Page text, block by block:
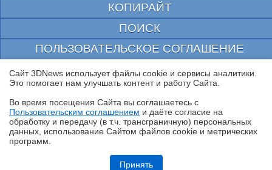
Обзор ноутбука ASUS Zenbook Duo UX8407A (UX8407AA-SN279X) с
КОПИРАЙТ
ПОИСК
ПОЛЬЗОВАТЕЛЬСКОЕ СОГЛАШЕНИЕ
ЗАЩИЩЕНО CURATOR
© 1997—2026 Электронное периодическое издание "3ДНьюс" | Свидетельство о
выдано Федеральной Службой по надзору за соблюдением законодательства в сфере
массовых коммуникаций и охране культурного наследия
При цитировании документа ссылка на сайт с указанием автора обязательна. Полное
заимствование документа является нарушением
российского и международного законодательства и возможно только с согласия
Сайт 3DNews использует файлы cookie и сервисы аналитики.
Это помогает нам улучшать контент и работу Cайта.
Во время посещения Cайта вы соглашаетесь с
Пользовательским соглашением и даёте согласие на
обработку и передачу (в т.ч. трансграничную) персональных
данных, использование Cайтом файлов cookie и метрических
программ.
Принять